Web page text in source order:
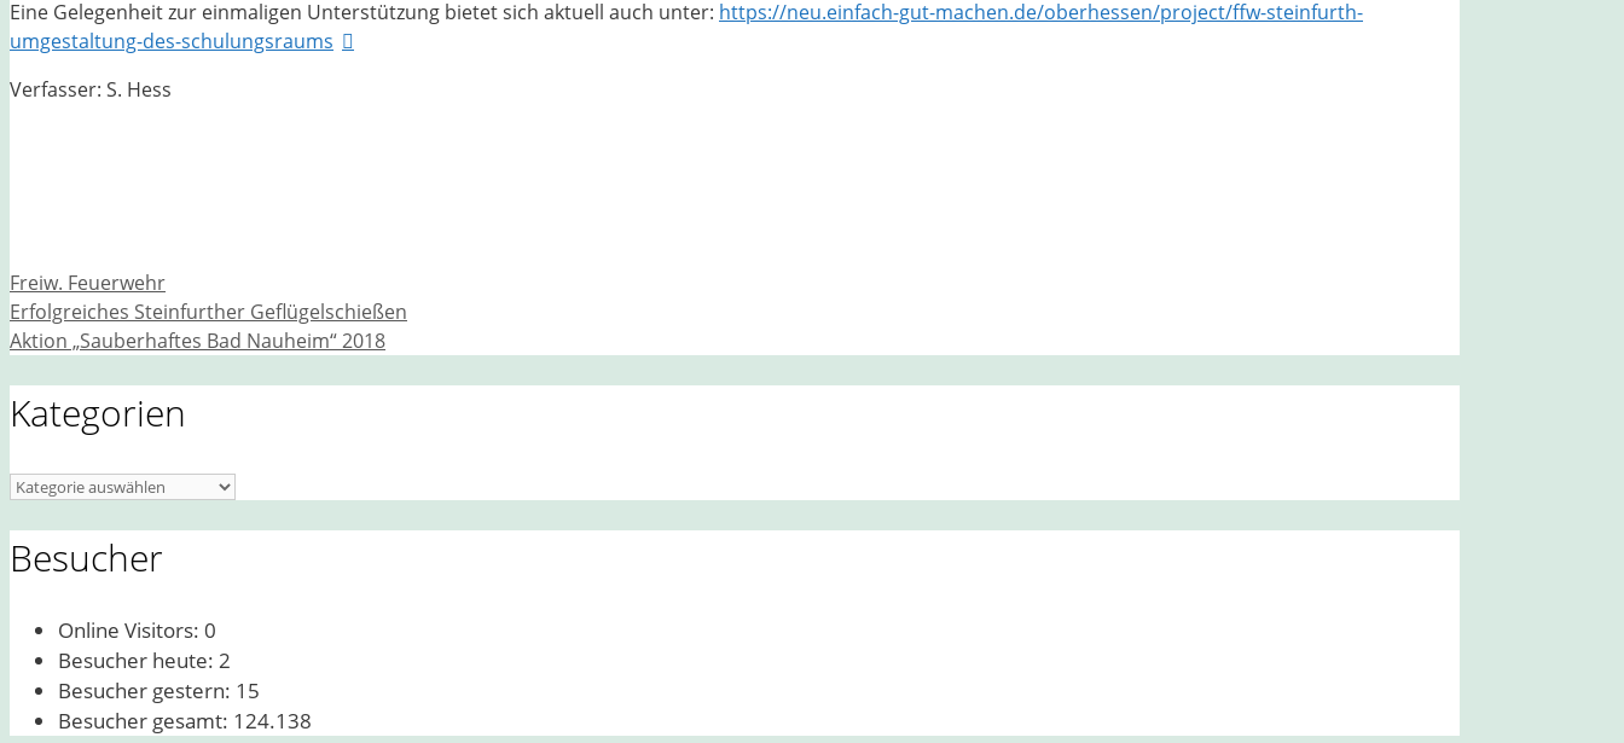
Eine Gelegenheit zur einmaligen Unterstützung bietet sich aktuell auch unter: https://neu.einfach-gut-machen.de/oberhessen/project/ffw-steinfurth-
umgestaltung-des-schulungsraums
Verfasser: S. Hess
Kategorien
Freiw. Feuerwehr
Erfolgreiches Steinfurther Geflügelschießen
Aktion „Sauberhaftes Bad Nauheim“ 2018
Kategorien
Kategorien
Besucher
Online Visitors: 0
Besucher heute: 2
Besucher gestern: 15
Besucher gesamt: 124.138